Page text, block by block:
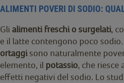
ALIMENTI POVERI DI SODIO:
Gli alimenti freschi o surgelati,
e il latte contengono poco
ortaggi sono naturalmente
elemento, il potassio, che riesce
effetti negativi del sodio. Lo